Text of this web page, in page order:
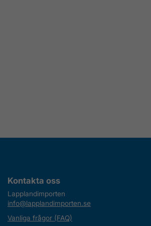
Kontakta oss
Lapplandimporten
info@lapplandimporten.se
Vanliga frågor (FAQ)